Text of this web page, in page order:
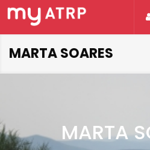
MARTA SOARES
MARTA